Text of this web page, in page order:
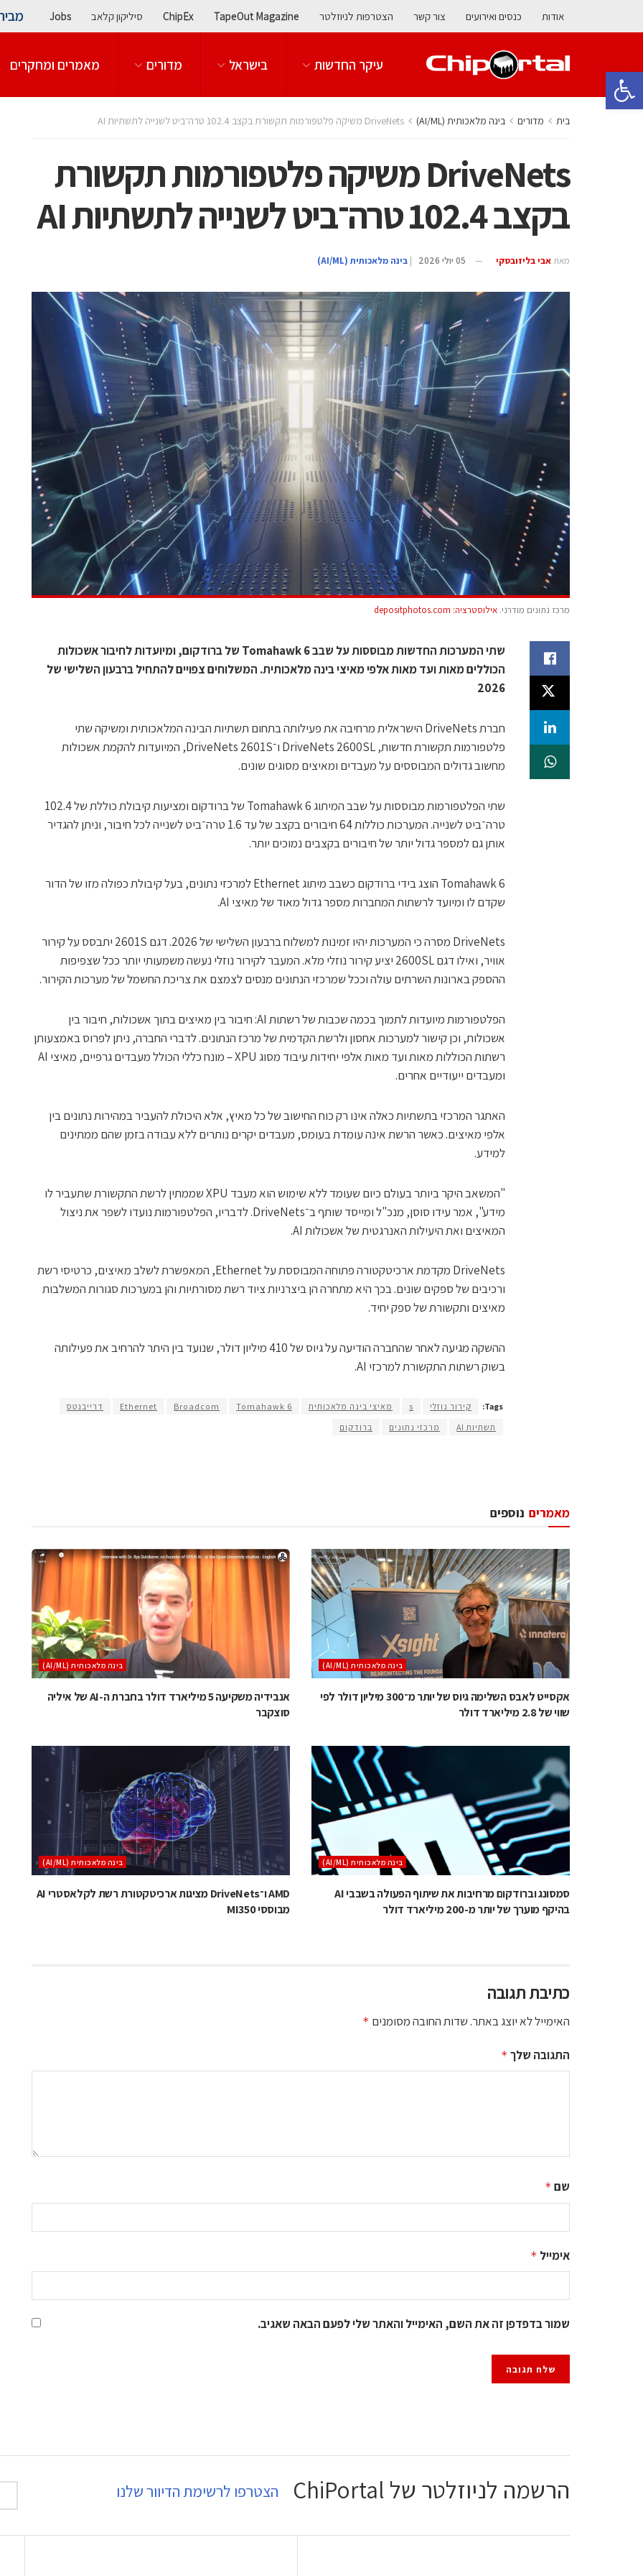
פתח סרגל נגישות
אודות כנסים ואירועים צור קשר הצטרפות לניוזלטר TapeOut Magazine
ChipEx סיליקון קלאב Jobs
עיקר החדשות בישראל מדורים מאמרים ומחקרים
בית מדורים בינה מלאכותית (AI/ML) DriveNets משיקה פלטפורמות תקשורת בקצב 102.4 טרה־ביט לשנייה לתשתיות AI
DriveNets משיקה פלטפורמות תקשורת
בקצב 102.4 טרה־ביט לשנייה לתשתיות AI
מאת אבי בליזובסקי 05 יולי 2026 | בינה מלאכותית (AI/ML)
מרכז נתונים מודרני. אילוסטרציה: depositphotos.com
שתי המערכות החדשות מבוססות על שבב Tomahawk 6 של ברודקום, ומיועדות לחיבור אשכולות
הכוללים מאות ועד מאות אלפי מאיצי בינה מלאכותית. המשלוחים צפויים להתחיל ברבעון השלישי של
2026
חברת DriveNets הישראלית מרחיבה את פעילותה בתחום תשתיות הבינה המלאכותית ומשיקה שתי
פלטפורמות תקשורת חדשות, DriveNets 2600SL ו־DriveNets 2601S, המיועדות להקמת אשכולות
מחשוב גדולים המבוססים על מעבדים ומאיצים מסוגים שונים.
שתי הפלטפורמות מבוססות על שבב המיתוג Tomahawk 6 של ברודקום ומציעות קיבולת כוללת של 102.4
טרה־ביט לשנייה. המערכות כוללות 64 חיבורים בקצב של עד 1.6 טרה־ביט לשנייה לכל חיבור, וניתן להגדיר
אותן גם למספר גדול יותר של חיבורים בקצבים נמוכים יותר.
Tomahawk 6 הוצג בידי ברודקום כשבב מיתוג Ethernet למרכזי נתונים, בעל קיבולת כפולה מזו של הדור
שקדם לו ומיועד לרשתות המחברות מספר גדול מאוד של מאיצי AI.
DriveNets מסרה כי המערכות יהיו זמינות למשלוח ברבעון השלישי של 2026. דגם 2601S יתבסס על קירור
אוויר, ואילו דגם 2600SL יציע קירור נוזלי מלא. המעבר לקירור נוזלי נעשה משמעותי יותר ככל שצפיפות
ההספק בארונות השרתים עולה וככל שמרכזי הנתונים מנסים לצמצם את צריכת החשמל של מערכות הקירור.
הפלטפורמות מיועדות לתמוך בכמה שכבות של רשתות AI: חיבור בין מאיצים בתוך אשכולות, חיבור בין
אשכולות, וכן קישור למערכות אחסון ולרשת הקדמית של מרכז הנתונים. לדברי החברה, ניתן לפרוס באמצעותן
רשתות הכוללות מאות ועד מאות אלפי יחידות עיבוד מסוג XPU – מונח כללי הכולל מעבדים גרפיים, מאיצי AI
ומעבדים ייעודיים אחרים.
האתגר המרכזי בתשתיות כאלה אינו רק כוח החישוב של כל מאיץ, אלא היכולת להעביר במהירות נתונים בין
אלפי מאיצים. כאשר הרשת אינה עומדת בעומס, מעבדים יקרים נותרים ללא עבודה בזמן שהם ממתינים
למידע.
"המשאב היקר ביותר בעולם כיום שעומד ללא שימוש הוא מעבד XPU שממתין לרשת התקשורת שתעביר לו
מידע", אמר עידו סוסן, מנכ"ל ומייסד שותף ב־DriveNets. לדבריו, הפלטפורמות נועדו לשפר את ניצול
המאיצים ואת היעילות האנרגטית של אשכולות AI.
DriveNets מקדמת ארכיטקטורה פתוחה המבוססת על Ethernet, המאפשרת לשלב מאיצים, כרטיסי רשת
ורכיבים של ספקים שונים. בכך היא מתחרה הן ביצרניות ציוד רשת מסורתיות והן במערכות סגורות המשלבות
מאיצים ותקשורת של ספק יחיד.
ההשקה מגיעה לאחר שהחברה הודיעה על גיוס של 410 מיליון דולר, שנועד בין היתר להרחיב את פעילותה
בשוק רשתות התקשורת למרכזי AI.
Tags: קירור נוזלי s מאיצי בינה מלאכותית Tomahawk 6
Broadcom
Ethernet
דרייבנטס
תשתיות AI
מרכזי נתונים ברודקום
נוספים מאמרים
בינה מלאכותית (AI/ML)
אקסייט לאבס השלימה גיוס של יותר מ־300 מיליון דולר לפי
שווי של 2.8 מיליארד דולר
בינה מלאכותית (AI/ML)
אנבידיה משקיעה 5 מיליארד דולר בחברת ה-AI של איליה
סוצקבר
בינה מלאכותית (AI/ML)
סמסונג וברודקום מרחיבות את שיתוף הפעולה בשבבי AI
בהיקף מוערך של יותר מ-200 מיליארד דולר
בינה מלאכותית (AI/ML)
AMD ו־DriveNets מציגות ארכיטקטורת רשת לקלאסטרי AI
מבוססי MI350
כתיבת תגובה
האימייל לא יוצג באתר.שדות החובה מסומנים *
התגובה שלך *
שם *
אימייל *
שמור בדפדפן זה את השם, האימייל והאתר שלי לפעם הבאה שאגיב.
הרשמה לניוזלטר של ChiPortal הצטרפו לרשימת הדיוור שלנו